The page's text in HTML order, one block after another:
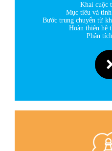
Khai cuộc
Mục tiêu và
Bước trung chuyển từ
Hoàn thiện hệ
Phân